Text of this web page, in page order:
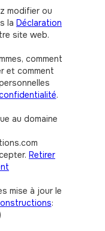
modifier ou
la Déclaration
site web.
comment
et comment
.
au domaine
Retirer
mise à jour le
: